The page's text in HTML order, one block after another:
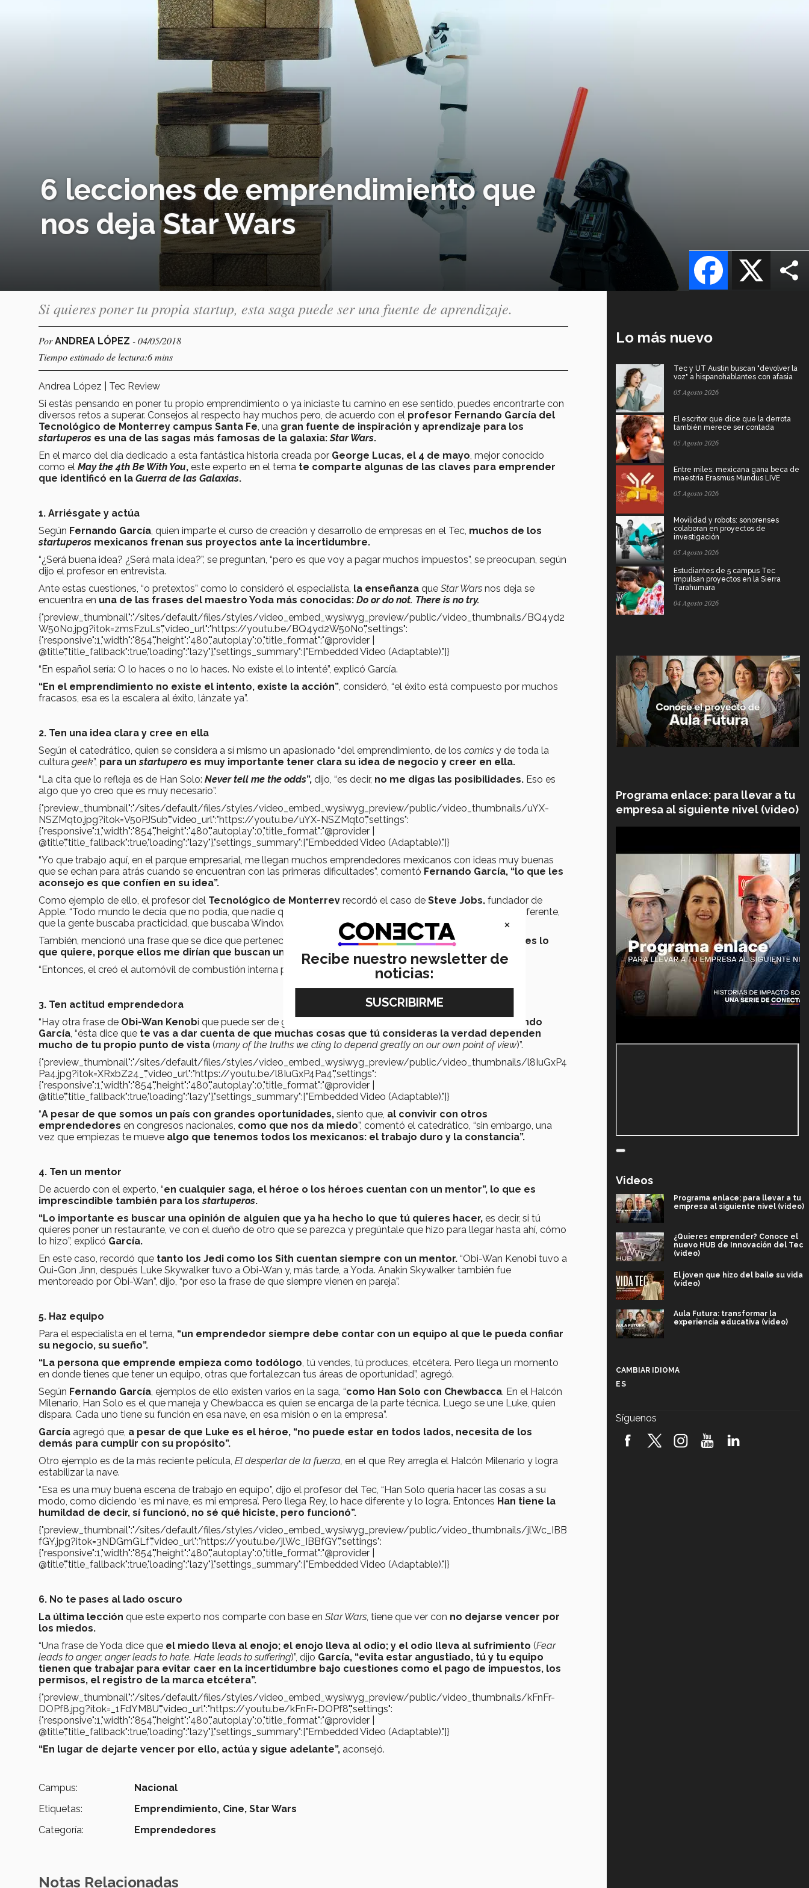
6 lecciones de emprendimiento que
nos deja Star Wars
X
Facebook
Si quieres poner tu propia startup, esta saga puede ser una fuente de aprendizaje.
PorANDREA LÓPEZ - 04/05/2018
Tiempo estimado de lectura:6 mins
Andrea López | Tec Review
Si estás pensando en poner tu propio emprendimiento o ya iniciaste tu camino en ese sentido, puedes encontrarte con
diversos retos a superar. Consejos al respecto hay muchos pero, de acuerdo con el profesor Fernando García del
Tecnológico de Monterrey campus Santa Fe , una gran fuente de inspiración y aprendizaje para los
startuperos es una de las sagas más famosas de la galaxia:Star Wars.
En el marco del día dedicado a esta fantástica historia creada por George Lucas, el 4 de mayo , mejor conocido
como el May the 4th Be With You, este experto en el tema te comparte algunas de las claves para emprender
que identificó en la Guerra de las Galaxias.
1. Arriésgate y actúa
Según Fernando García , quien imparte el curso de creación y desarrollo de empresas en el Tec, muchos de los
startuperos mexicanos frenan sus proyectos ante la incertidumbre.
“¿Será buena idea? ¿Será mala idea?”, se preguntan, “pero es que voy a pagar muchos impuestos”, se preocupan, según
dijo el profesor en entrevista.
Ante estas cuestiones, “o pretextos” como lo consideró el especialista, la enseñanza que Star Wars nos deja se
encuentra en una de las frases del maestro Yoda más conocidas: Do or do not. There is no try.
{"preview_thumbnail":"/sites/default/files/styles/video_embed_wysiwyg_preview/public/video_thumbnails/BQ4yd2
W50No.jpg?itok=zmsFzuLs","video_url":"https://youtu.be/BQ4yd2W50No","settings":
{"responsive":1,"width":"854","height":"480","autoplay":0,"title_format":"@provider |
@title","title_fallback":true,"loading":"lazy"},"settings_summary":["Embedded Video (Adaptable)."]}
“En español sería: O lo haces o no lo haces. No existe el lo intenté”, explicó García.
“En el emprendimiento no existe el intento, existe la acción” , consideró, “el éxito está compuesto por muchos
fracasos, esa es la escalera al éxito, lánzate ya”.
2. Ten una idea clara y cree en ella
Según el catedrático, quien se considera a sí mismo un apasionado “del emprendimiento, de los comics y de toda la
cultura geek”, para unstartupero es muy importante tener clara su idea de negocio y creer en ella.
“La cita que lo refleja es de Han Solo: Never tell me the odds”, dijo, “es decir, no me digas las posibilidades. Eso es
algo que yo creo que es muy necesario”.
{"preview_thumbnail":"/sites/default/files/styles/video_embed_wysiwyg_preview/public/video_thumbnails/uYX-
NSZMqt0.jpg?itok=V50PJSub","video_url":"https://youtu.be/uYX-NSZMqt0","settings":
{"responsive":1,"width":"854","height":"480","autoplay":0,"title_format":"@provider |
@title","title_fallback":true,"loading":"lazy"},"settings_summary":["Embedded Video (Adaptable)."]}
“Yo que trabajo aquí, en el parque empresarial, me llegan muchos emprendedores mexicanos con ideas muy buenas
que se echan para atrás cuando se encuentran con las primeras dificultades”, comentó Fernando García, “lo que les
aconsejo es que confíen en su idea”.
Como ejemplo de ello, el profesor del Tecnológico de Monterrey recordó el caso de Steve Jobs, fundador de
Apple. “Todo mundo le decía que no podía, que nadie quería pagar por una computadora con una tipografía diferente,
que la gente buscaba practicidad, que buscaba Windows”, aseguró.
También, mencionó una frase que se dice que perteneció a
Henry Ford: Yo no le pregunto a la gente qué es lo
que quiere, porque ellos me dirían que buscan un caballo más rápido.
“Entonces, el creó el automóvil de combustión interna para las masas”, afirmóGarcía.
3. Ten actitud emprendedora
“Hay otra frase de Obi-Wan Kenobi que puede ser de gran ayuda para los emprendedores”, consideró
Fernando
García , “ésta dice que te vas a dar cuenta de que muchas cosas que tú consideras la verdad dependen
mucho de tu propio punto de vista (many of the truths we cling to depend greatly on our own point of view)”.
{"preview_thumbnail":"/sites/default/files/styles/video_embed_wysiwyg_preview/public/video_thumbnails/l8IuGxP4
Pa4.jpg?itok=XRxbZ24_","video_url":"https://youtu.be/l8IuGxP4Pa4","settings":
{"responsive":1,"width":"854","height":"480","autoplay":0,"title_format":"@provider |
@title","title_fallback":true,"loading":"lazy"},"settings_summary":["Embedded Video (Adaptable)."]}
“A pesar de que somos un país con grandes oportunidades, siento que, al convivir con otros
emprendedores en congresos nacionales, como que nos da miedo”, comentó el catedrático, “sin embargo, una
vez que empiezas te mueve algo que tenemos todos los mexicanos: el trabajo duro y la constancia”.
4. Ten un mentor
De acuerdo con el experto, “en cualquier saga, el héroe o los héroes cuentan con un mentor”, lo que es
imprescindible también para losstartuperos.
“Lo importante es buscar una opinión de alguien que ya ha hecho lo que tú quieres hacer, es decir, si tú
quieres poner un restaurante, ve con el dueño de otro que se parezca y pregúntale que hizo para llegar hasta ahí, cómo
lo hizo”, explicó García.
En este caso, recordó que tanto los Jedi como los Sith cuentan siempre con un mentor. “Obi-Wan Kenobi tuvo a
Qui-Gon Jinn, después Luke Skywalker tuvo a Obi-Wan y, más tarde, a Yoda. Anakin Skywalker también fue
mentoreado por Obi-Wan”, dijo, “por eso la frase de que siempre vienen en pareja”.
5. Haz equipo
Para el especialista en el tema, “un emprendedor siempre debe contar con un equipo al que le pueda confiar
su negocio, su sueño”.
“La persona que emprende empieza como todólogo , tú vendes, tú produces, etcétera. Pero llega un momento
en donde tienes que tener un equipo, otras que fortalezcan tus áreas de oportunidad”, agregó.
Según Fernando García , ejemplos de ello existen varios en la saga, “como Han Solo con Chewbacca. En el Halcón
Milenario, Han Solo es el que maneja y Chewbacca es quien se encarga de la parte técnica. Luego se une Luke, quien
dispara. Cada uno tiene su función en esa nave, en esa misión o en la empresa”.
García agregó que, a pesar de que Luke es el héroe, “no puede estar en todos lados, necesita de los
demás para cumplir con su propósito”.
Otro ejemplo es de la más reciente película, El despertar de la fuerza, en el que Rey arregla el Halcón Milenario y logra
estabilizar la nave.
“Esa es una muy buena escena de trabajo en equipo”, dijo el profesor del Tec, “Han Solo quería hacer las cosas a su
modo, como diciendo ‘es mi nave, es mi empresa’. Pero llega Rey, lo hace diferente y lo logra. Entonces Han tiene la
humildad de decir, sí funcionó, no sé qué hiciste, pero funcionó”.
{"preview_thumbnail":"/sites/default/files/styles/video_embed_wysiwyg_preview/public/video_thumbnails/jlWc_IBB
fGY.jpg?itok=3NDGmGLf","video_url":"https://youtu.be/jlWc_IBBfGY","settings":
{"responsive":1,"width":"854","height":"480","autoplay":0,"title_format":"@provider |
@title","title_fallback":true,"loading":"lazy"},"settings_summary":["Embedded Video (Adaptable)."]}
6. No te pases al lado oscuro
La última lección que este experto nos comparte con base en Star Wars , tiene que ver con no dejarse vencer por
los miedos.
“Una frase de Yoda dice que el miedo lleva al enojo; el enojo lleva al odio; y el odio lleva al sufrimiento (Fear
leads to anger, anger leads to hate. Hate leads to suffering)”, dijo García, “evita estar angustiado, tú y tu equipo
tienen que trabajar para evitar caer en la incertidumbre bajo cuestiones como el pago de impuestos, los
permisos, el registro de la marca etcétera”.
{"preview_thumbnail":"/sites/default/files/styles/video_embed_wysiwyg_preview/public/video_thumbnails/kFnFr-
DOPf8.jpg?itok=_1FdYM8U","video_url":"https://youtu.be/kFnFr-DOPf8","settings":
{"responsive":1,"width":"854","height":"480","autoplay":0,"title_format":"@provider |
@title","title_fallback":true,"loading":"lazy"},"settings_summary":["Embedded Video (Adaptable)."]}
“En lugar de dejarte vencer por ello, actúa y sigue adelante”, aconsejó.
Campus:
Nacional
Etiquetas:
Emprendimiento, Cine, Star Wars
Categoría:
Emprendedores
Notas Relacionadas
Lo más nuevo
Tec y UT Austin buscan "devolver la
voz" a hispanohablantes con afasia
05 Agosto 2026
El escritor que dice que la derrota
también merece ser contada
05 Agosto 2026
Entre miles: mexicana gana beca de
maestría Erasmus Mundus LIVE
05 Agosto 2026
Movilidad y robots: sonorenses
colaboran en proyectos de
investigación
05 Agosto 2026
Estudiantes de 5 campus Tec
impulsan proyectos en la Sierra
Tarahumara
04 Agosto 2026
Programa enlace: para llevar a tu
empresa al siguiente nivel (video)
Videos
Programa enlace: para llevar a tu
empresa al siguiente nivel (video)
¿Quieres emprender? Conoce el
nuevo HUB de Innovación del Tec
(video)
El joven que hizo del baile su vida
(video)
Aula Futura: transformar la
experiencia educativa (video)
robótica FIRST 2026! (video)
CAMBIAR IDIOMA
ES
Síguenos
×
Recibe nuestro newsletter de
noticias: